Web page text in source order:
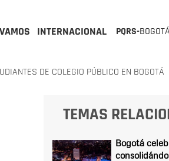
INTERNACIONAL PQRS-
DE COLEGIO PÚBLICO EN BOGOTÁ
TEMAS
Bogotá